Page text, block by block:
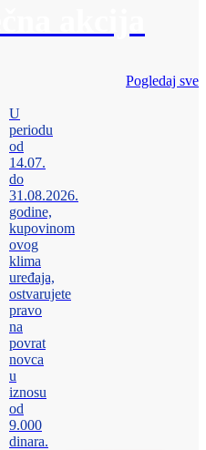
Pogledaj sve
U
periodu
od
14.07.
do
31.08.2026.
godine,
kupovinom
ovog
klima
uređaja,
ostvarujete
pravo
na
povrat
novca
u
iznosu
od
9.000
dinara.